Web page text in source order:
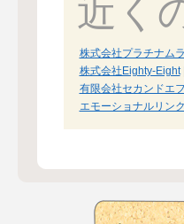
近く
株式会社プラチナム
株式会社Eighty-Eight|
有限会社セカンドエ
エモーショナルリン